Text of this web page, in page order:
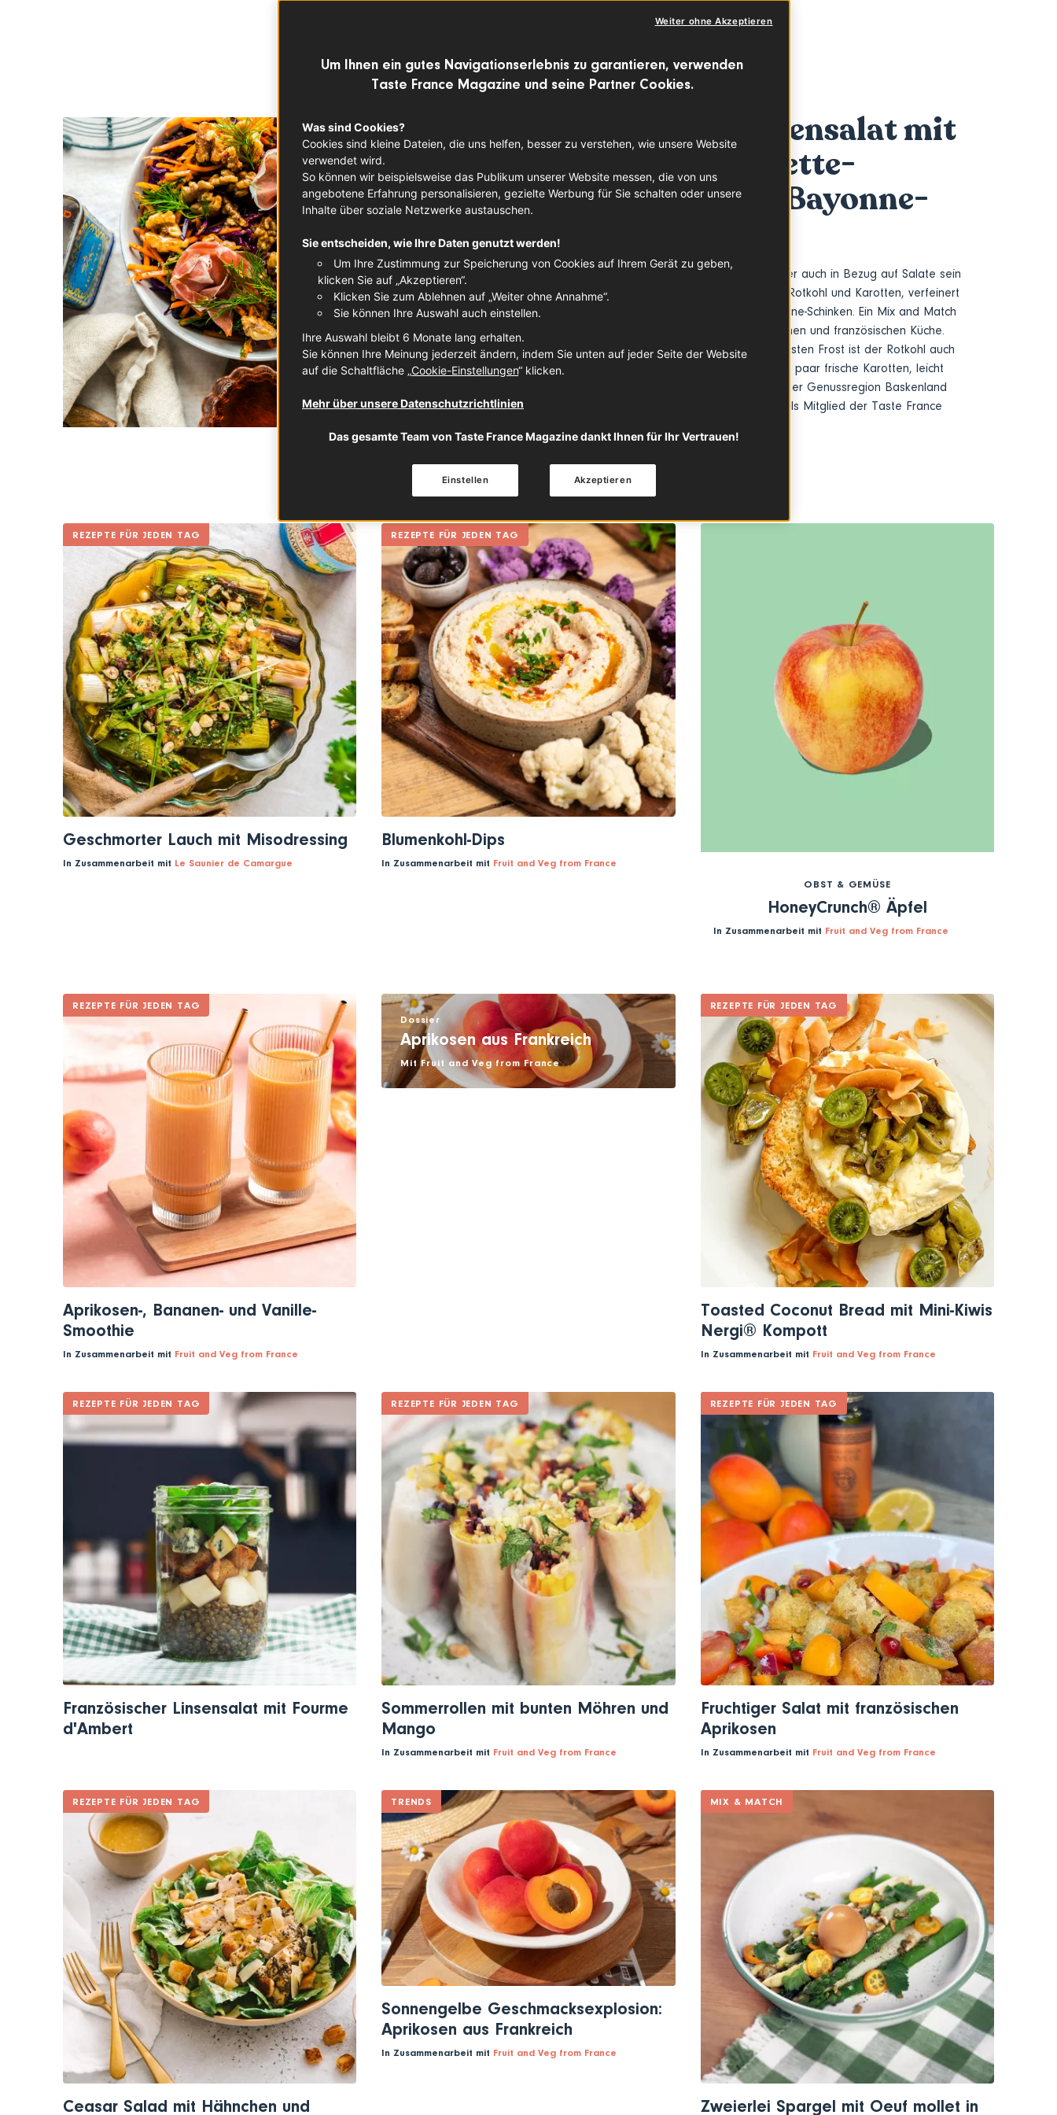
MIX & MATCH
Rotkohl-Karottensalat mit
Piment-d'Espelette-
Walnüssen und Bayonne-
Schinken
Wie lecker und abwechslungsreich der Winter auch in Bezug auf Salate sein
kann, zeigt unser heutiger Rohkostsalat mit Rotkohl und Karotten, verfeinert
Bayonne-Schinken. Ein Mix and Match
Rezept aus den besten Zutaten der deutschen und französischen Küche.
Kohl hat momentan Saison und durch den ersten Frost ist der Rotkohl auch
im rohen Zustand sehr bekömmlich. Noch ein paar frische Karotten, leicht
süße Cranberries und dazu das Beste aus der Genussregion Baskenland
(Pays Basque), in die Rezeptautorin Tanja als Mitglied der Taste France
REZEPTE FÜR JEDEN TAG
Geschmorter Lauch mit Misodressing
In Zusammenarbeit mit Le Saunier de Camargue
REZEPTE FÜR JEDEN TAG
Blumenkohl-Dips
In Zusammenarbeit mit Fruit and Veg from France
OBST & GEMÜSE
HoneyCrunch® Äpfel
In Zusammenarbeit mit Fruit and Veg from France
REZEPTE FÜR JEDEN TAG
Aprikosen-, Bananen- und Vanille-
Smoothie
In Zusammenarbeit mit Fruit and Veg from France
Dossier
Aprikosen aus Frankreich
MitFruit and Veg from France
REZEPTE FÜR JEDEN TAG
Toasted Coconut Bread mit Mini-Kiwis
Nergi® Kompott
In Zusammenarbeit mit Fruit and Veg from France
REZEPTE FÜR JEDEN TAG
Französischer Linsensalat mit Fourme
d'Ambert
REZEPTE FÜR JEDEN TAG
Sommerrollen mit bunten Möhren und
Mango
In Zusammenarbeit mit Fruit and Veg from France
REZEPTE FÜR JEDEN TAG
Fruchtiger Salat mit französischen
Aprikosen
In Zusammenarbeit mit Fruit and Veg from France
REZEPTE FÜR JEDEN TAG
Ceasar Salad mit Hähnchen und
TRENDS
Sonnengelbe Geschmacksexplosion:
Aprikosen aus Frankreich
In Zusammenarbeit mit Fruit and Veg from France
MIX & MATCH
Zweierlei Spargel mit Oeuf mollet in
Um Ihnen ein gutes Navigationserlebnis zu garantieren, verwenden
Taste France Magazine und seine Partner Cookies.
Was sind Cookies?
Cookies sind kleine Dateien, die uns helfen, besser zu verstehen, wie unsere Website
verwendet wird.
So können wir beispielsweise das Publikum unserer Website messen, die von uns
angebotene Erfahrung personalisieren, gezielte Werbung für Sie schalten oder unsere
Inhalte über soziale Netzwerke austauschen.
Sie entscheiden, wie Ihre Daten genutzt werden!
Um Ihre Zustimmung zur Speicherung von Cookies auf Ihrem Gerät zu geben,
klicken Sie auf „Akzeptieren“.
Klicken Sie zum Ablehnen auf „Weiter ohne Annahme“.
Sie können Ihre Auswahl auch einstellen.
Ihre Auswahl bleibt 6 Monate lang erhalten.
Sie können Ihre Meinung jederzeit ändern, indem Sie unten auf jeder Seite der Website
auf die Schaltfläche „Cookie-Einstellungen“ klicken.
Mehr über unsere Datenschutzrichtlinien
Das gesamte Team von Taste France Magazine dankt Ihnen für Ihr Vertrauen!
Weiter ohne Akzeptieren
Akzeptieren
Einstellen